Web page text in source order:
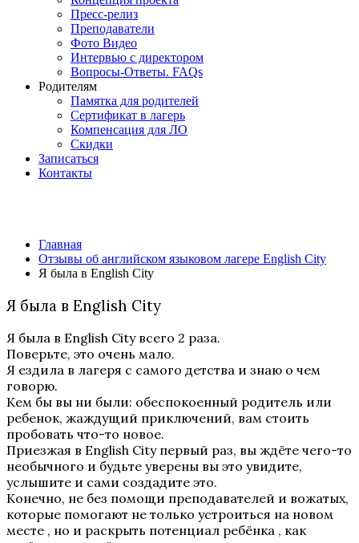
Пресс-релиз
Преподаватели
Фото Видео
Интервью с директором
Вопросы-Ответы. FAQs
Родителям
Памятка для родителей
Сертификат в лагерь
Компенсация для ЛО
Скидки
Записаться
Контакты
Главная
Отзывы об английском языковом лагере English City
Я была в English City
Я была в English City
Я была в English City всего 2 раза.
Поверьте, это очень мало.
Я ездила в лагеря с самого детства и знаю о чем
говорю.
Кем бы вы ни были: обеспокоенный родитель или
ребенок, жаждущий приключений, вам стоить
пробовать что-то новое.
Приезжая в English City первый раз, вы ждёте чего-то
необычного и будьте уверены вы это увидите,
услышите и сами создадите это.
Конечно, не без помощи преподавателей и вожатых,
которые помогают не только устроиться на новом
месте , но и раскрыть потенциал ребёнка , как